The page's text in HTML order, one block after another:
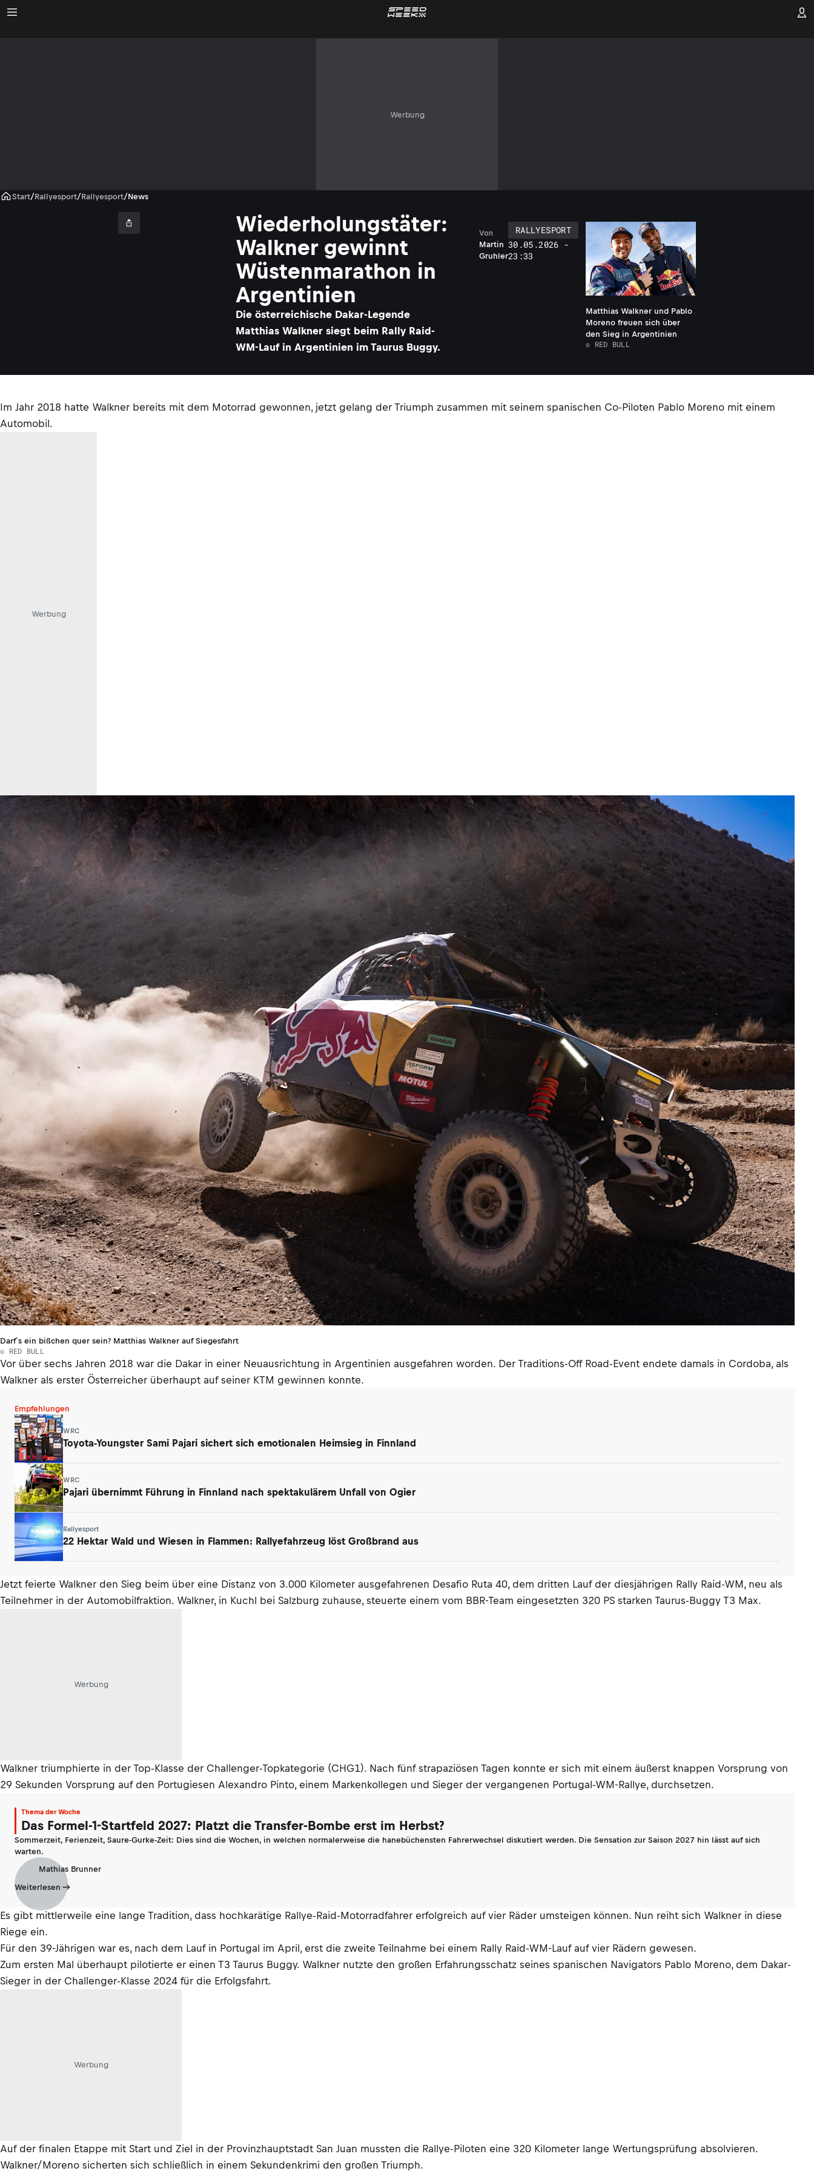
Werbung
Start/Rallyesport/Rallyesport/News
Wiederholungstäter:
Walkner gewinnt
Wüstenmarathon in
Argentinien
Die österreichische Dakar-Legende
Matthias Walkner siegt beim Rally Raid-
WM-Lauf in Argentinien im Taurus Buggy.
Martin
Gruhler
Von
RALLYESPORT
30.05.2026 -
23:33
Matthias Walkner und Pablo
Moreno freuen sich über
den Sieg in Argentinien
© RED BULL
Im Jahr 2018 hatte Walkner bereits mit dem Motorrad gewonnen, jetzt gelang der Triumph zusammen mit seinem spanischen Co-Piloten Pablo Moreno mit einem
Automobil.
Werbung
Darf`s ein bißchen quer sein? Matthias Walkner auf Siegesfahrt
© RED BULL
Vor über sechs Jahren 2018 war die Dakar in einer Neuausrichtung in Argentinien ausgefahren worden. Der Traditions-Off Road-Event endete damals in Cordoba, als
Walkner als erster Österreicher überhaupt auf seiner KTM gewinnen konnte.
Empfehlungen
WRC
Toyota-Youngster Sami Pajari sichert sich emotionalen Heimsieg in Finnland
WRC
Pajari übernimmt Führung in Finnland nach spektakulärem Unfall von Ogier
Rallyesport
22 Hektar Wald und Wiesen in Flammen: Rallyefahrzeug löst Großbrand aus
Jetzt feierte Walkner den Sieg beim über eine Distanz von 3.000 Kilometer ausgefahrenen Desafio Ruta 40, dem dritten Lauf der diesjährigen Rally Raid-WM, neu als
Teilnehmer in der Automobilfraktion. Walkner, in Kuchl bei Salzburg zuhause, steuerte einem vom BBR-Team eingesetzten 320 PS starken Taurus-Buggy T3 Max.
Werbung
Walkner triumphierte in der Top-Klasse der Challenger-Topkategorie (CHG1). Nach fünf strapaziösen Tagen konnte er sich mit einem äußerst knappen Vorsprung von
29 Sekunden Vorsprung auf den Portugiesen Alexandro Pinto, einem Markenkollegen und Sieger der vergangenen Portugal-WM-Rallye, durchsetzen.
Thema der Woche
Das Formel-1-Startfeld 2027: Platzt die Transfer-Bombe erst im Herbst?
Sommerzeit, Ferienzeit, Saure-Gurke-Zeit: Dies sind die Wochen, in welchen normalerweise die hanebüchensten Fahrerwechsel diskutiert werden. Die Sensation zur Saison 2027 hin lässt auf sich
warten.
Mathias Brunner
Weiterlesen
Es gibt mittlerweile eine lange Tradition, dass hochkarätige Rallye-Raid-Motorradfahrer erfolgreich auf vier Räder umsteigen können. Nun reiht sich Walkner in diese
Riege ein.
Für den 39-Jährigen war es, nach dem Lauf in Portugal im April, erst die zweite Teilnahme bei einem Rally Raid-WM-Lauf auf vier Rädern gewesen.
Zum ersten Mal überhaupt pilotierte er einen T3 Taurus Buggy. Walkner nutzte den großen Erfahrungsschatz seines spanischen Navigators Pablo Moreno, dem Dakar-
Sieger in der Challenger-Klasse 2024 für die Erfolgsfahrt.
Werbung
Auf der finalen Etappe mit Start und Ziel in der Provinzhauptstadt San Juan mussten die Rallye-Piloten eine 320 Kilometer lange Wertungsprüfung absolvieren.
Walkner/Moreno sicherten sich schließlich in einem Sekundenkrimi den großen Triumph.